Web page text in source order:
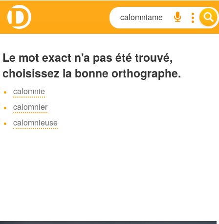
Le mot exact n'a pas été trouvé,
choisissez la bonne orthographe.
calomnie
calomnier
calomnieuse